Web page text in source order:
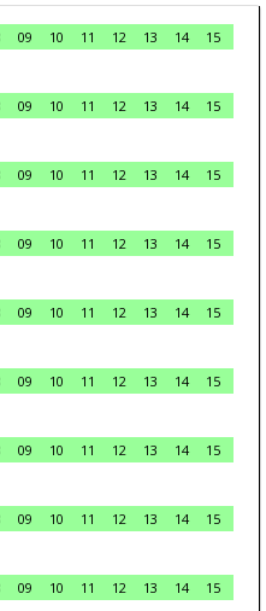
09 10 11 12 13 14
15
09 10 11 12 13 14
15
09 10 11 12 13 14
15
09 10 11 12 13 14
15
09 10 11 12 13 14
15
09 10 11 12 13 14
15
09 10 11 12 13 14
15
09 10 11 12 13 14
15
09 10 11 12 13 14
15